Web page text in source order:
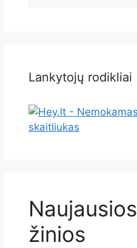
Lankytojų rodikliai
Naujausios
žinios